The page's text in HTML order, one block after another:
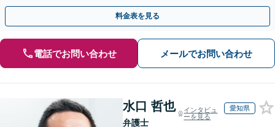
するトラブル全般の解決に豊富な経験あり。
料金表を見る
電話でお問い合わせ メールでお問い合わせ
水口 哲也
弁護士
インタビュ
ーを見る
愛知県